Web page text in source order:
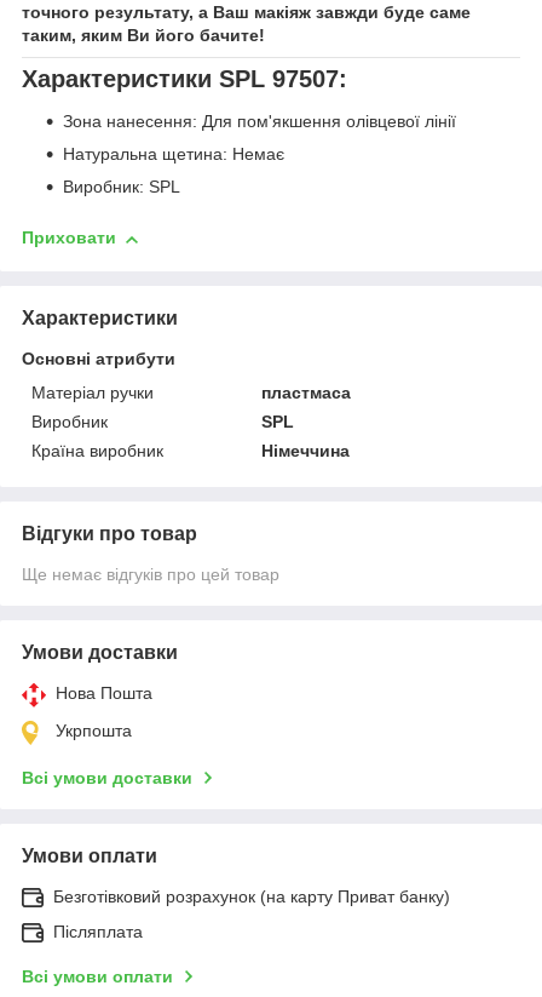
точного результату, а Ваш макіяж завжди буде саме
таким, яким Ви його бачите!
Характеристики SPL 97507:
Зона нанесення: Для пом'якшення олівцевої лінії
Натуральна щетина: Немає
Виробник: SPL
Приховати
Характеристики
Основні атрибути
Матеріал ручки
пластмаса
Виробник
SPL
Країна виробник
Німеччина
Відгуки про товар
Ще немає відгуків про цей товар
Умови доставки
Нова Пошта
Укрпошта
Всі умови доставки
Умови оплати
Безготівковий розрахунок (на карту Приват банку)
Післяплата
Всі умови оплати